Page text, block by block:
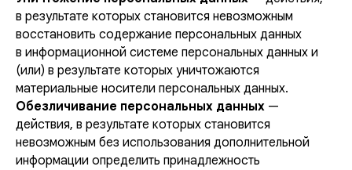
в результате которых становится невозможным
восстановить содержание персональных данных
в информационной системе персональных данных и
(или) в результате которых уничтожаются
материальные носители персональных данных.
Обезличивание персональных данных —
действия, в результате которых становится
невозможным без использования дополнительной
информации определить принадлежность